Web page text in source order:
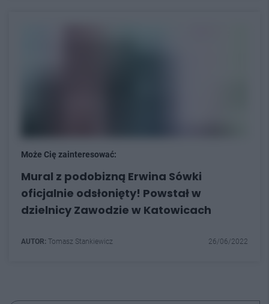
Może Cię zainteresować:
Mural z podobizną Erwina Sówki
oficjalnie odsłonięty! Powstał w
dzielnicy Zawodzie w Katowicach
AUTOR: Tomasz Stankiewicz 26/06/2022